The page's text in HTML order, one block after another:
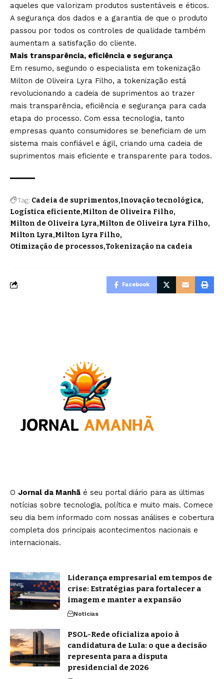
aqueles que valorizam produtos sustentáveis e éticos.
A segurança dos dados e a garantia de que o produto
passou por todos os controles de qualidade também
aumentam a satisfação do cliente.
Mais transparência, eficiência e segurança
Em resumo, segundo o especialista em tokenização
Milton de Oliveira Lyra Filho, a tokenização está
revolucionando a cadeia de suprimentos ao trazer
mais transparência, eficiência e segurança para cada
etapa do processo. Com essa tecnologia, tanto
empresas quanto consumidores se beneficiam de um
sistema mais confiável e ágil, criando uma cadeia de
suprimentos mais eficiente e transparente para todos.
Tag: Cadeia de suprimentos Inovação tecnológica
Logística eficiente Milton de Oliveira Filho
Milton de Oliveira Lyra Milton de Oliveira Lyra Filho
Milton Lyra Milton Lyra Filho
Otimização de processos Tokenização na cadeia
Facebook
O Jornal da Manhã é seu portal diário para as últimas
notícias sobre tecnologia, política e muito mais. Comece
seu dia bem informado com nossas análises e cobertura
completa dos principais acontecimentos nacionais e
internacionais.
Liderança empresarial em tempos de
crise: Estratégias para fortalecer a
imagem e manter a expansão
Notícias
PSOL-Rede oficializa apoio à
candidatura de Lula: o que a decisão
representa para a disputa
presidencial de 2026